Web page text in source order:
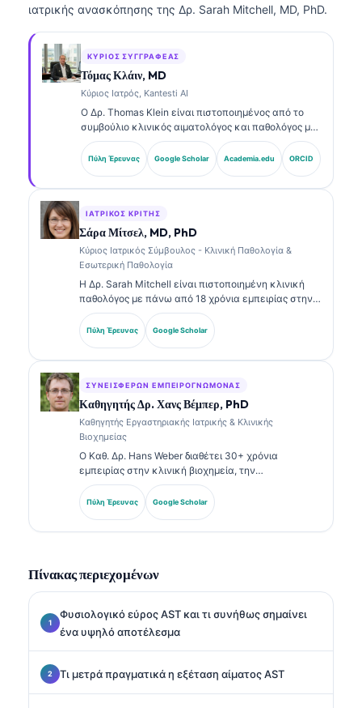
ιατρικής ανασκόπησης της Δρ. Sarah Mitchell, MD, PhD.
ΚΎΡΙΟΣ ΣΥΓΓΡΑΦΈΑΣ
Τόμας Κλάιν, MD
Κύριος Ιατρός, Kantesti AI
Ο Δρ. Thomas Klein είναι πιστοποιημένος από το
συμβούλιο κλινικός αιματολόγος και παθολόγος με
πάνω από 15 χρόνια εμπειρίας στη εργαστηριακή
ιατρική και στην ανάλυση κλινικών δεδομένων με
υποβοήθηση AI. Ως Chief Medical Officer στην
δικτύου. Ο Δρ. Klein έχει δημοσιεύσει εκτενώς
σχετικά με την ερμηνεία βιοδεικτών και τη
εργαστηριακή διάγνωση σε θέματα εργαστηριακής
ιατρικής.
Πύλη Έρευνας Google Scholar Academia.edu ORCID
ΙΑΤΡΙΚΌΣ ΚΡΙΤΉΣ
Σάρα Μίτσελ, MD, PhD
Κύριος Ιατρικός Σύμβουλος - Κλινική Παθολογία &
Εσωτερική Παθολογία
Η Δρ. Sarah Mitchell είναι πιστοποιημένη κλινική
παθολόγος με πάνω από 18 χρόνια εμπειρίας στην
εργαστηριακή ιατρική και στην διαγνωστική
ανάλυση. Διαθέτει εξειδικευμένες πιστοποιήσεις
στην κλινική χημεία και έχει δημοσιεύσει εκτενώς
Πύλη Έρευνας Google Scholar
ΣΥΝΕΙΣΦΈΡΩΝ ΕΜΠΕΙΡΟΓΝΏΜΟΝΑΣ
Καθηγητής Δρ. Χανς Βέμπερ, PhD
Καθηγητής Εργαστηριακής Ιατρικής & Κλινικής
Βιοχημείας
Ο Καθ. Δρ. Hans Weber διαθέτει 30+ χρόνια
εμπειρίας στην κλινική βιοχημεία, την
εργαστηριακή ιατρική και την έρευνα βιοδεικτών.
Πρώην Πρόεδρος της Γερμανικής Εταιρείας Κλινικής
Χημείας, ειδικεύεται στην ανάλυση διαγνωστικών
Πύλη Έρευνας Google Scholar
Πίνακας περιεχομένων
Φυσιολογικό εύρος AST και τι συνήθως σημαίνει
ένα υψηλό αποτέλεσμα
Τι μετρά πραγματικά η εξέταση αίματος AST